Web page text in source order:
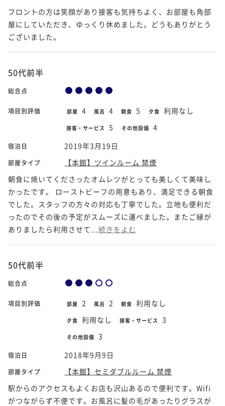
フロントの方は笑顔があり接客も気持ちよく、お部屋も角部
屋にしていただき、ゆっくり休めました。どうもありがとう
ございました。
50代前半
総合点
項目別評価 部屋 4 風呂 4 朝食 5 夕食 利用なし
接客・サービス 5 その他設備 4
宿泊日 2019年3月19日
部屋タイプ
【本館】ツインルーム 禁煙
朝食に焼いてくださったオムレツがとっても美しくて美味し
かったです。 ローストビーフの用意もあり、満足できる朝食
でした。スタッフの方々の対応も丁寧でした。立地も便利だ
ったのでその後の予定がスムーズに運べました。またご縁が
ありましたら利用させて... 続きをよむ
50代前半
総合点
項目別評価 部屋 2 風呂 2 朝食 利用なし
夕食 利用なし 接客・サービス 3
その他設備 3
宿泊日 2018年9月9日
部屋タイプ
【本館】セミダブルルーム 禁煙
駅からのアクセスもよくお店も沢山あるので便利です。Wifi
がつながらず不便です。お風呂に髪の毛があったりグラスが